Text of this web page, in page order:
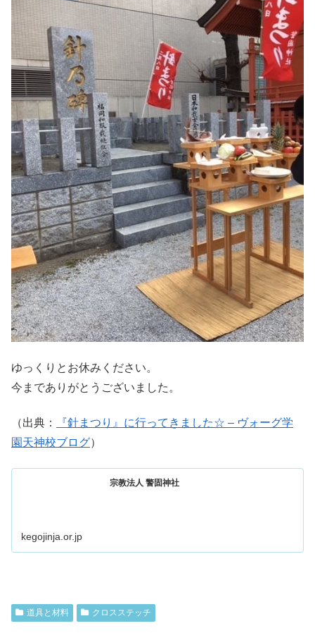
ゆっくりとお休みください。
今までありがとうございました。
（出典：
『針まつり』に行ってきました☆ – ヴォーグ学
園天神校ブログ）
宗教法人 警固神社
kegojinja.or.jp
道具と材料 クロスステッチ